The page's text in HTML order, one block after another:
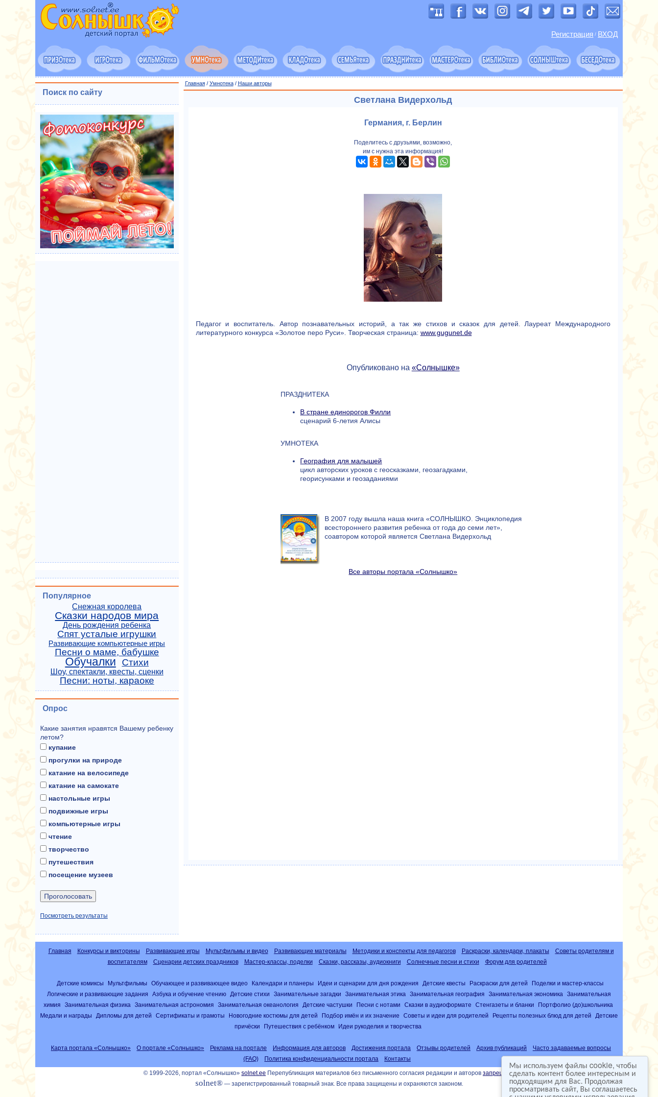
Мы используем файлы cookie, чтобы
сделать контент более интересным и
подходящим для Вас. Продолжая
просматривать сайт, Вы соглашаетесь
Регистрация / ВХОД
Главная/ Умнотека/ Наши авторы
Светлана Видерхольд
Германия, г. Берлин
Поделитесь с друзьями, возможно,
им с нужна эта информация!
Педагог и воспитатель. Автор познавательных историй, а так же стихов и сказок для детей. Лауреат Международного
литературного конкурса «Золотое перо Руси». Творческая страница: www.gugunet.de
Опубликовано на «Солнышке»
ПРАЗДНИТЕКА
В стране единорогов Филли
сценарий 6-летия Алисы
УМНОТЕКА
География для малышей
цикл авторских уроков с геосказками, геозагадками,
георисунками и геозаданиями
В 2007 году вышла наша книга «СОЛНЫШКО. Энциклопедия
всестороннего развития ребенка от года до семи лет»,
соавтором которой является Светлана Видерхольд
Все авторы портала «Солнышко»
Поиск по сайту
Популярное
Снежная королева
Сказки народов мира
День рождения ребенка
Спят усталые игрушки
Развивающие компьютерные игры
Песни о маме, бабушке
Обучалки Стихи
Шоу, спектакли, квесты, сценки
Песни: ноты, караоке
Опрос
Какие занятия нравятся Вашему ребенку
летом?
купание
прогулки на природе
катание на велосипеде
катание на самокате
настольные игры
подвижные игры
компьютерные игры
чтение
творчество
путешествия
посещение музеев
Посмотреть результаты
Главная Конкурсы и викторины Развивающие игры Мультфильмы и видео Развивающие материалы Методики и конспекты для педагогов Раскраски, календари, плакаты
Советы родителям и
воспитателям
Сценарии детских праздников Мастер-классы, поделки Сказки, рассказы, аудиокниги Солнечные песни и стихи Форум для родителей
Детские комиксы Мультфильмы Обучающее и развивающее видео Календари и планеры Идеи и сценарии для дня рождения Детские квесты Раскраски для детей
Поделки и мастер-классы
Логические и развивающие задания
Азбука и обучение чтению Детские стихи Занимательные загадки Занимательная этика Занимательная география Занимательная экономика
Занимательная
химия
Занимательная физика Занимательная астрономия Занимательная океанология Детские частушки Песни с нотами Сказки в аудиоформате Стенгазеты и бланки
Портфолио (до)школьника
Медали и награды
Дипломы для детей Сертификаты и грамоты Новогодние костюмы для детей Подбор имён и их значение Советы и идеи для родителей Рецепты полезных блюд для детей
Детские
причёски
Путешествия с ребёнком Идеи рукоделия и творчества
Карта портала «Солнышко» О портале «Солнышко» Реклама на портале Информация для авторов Достижения портала Отзывы родителей Архив публикаций
Часто задаваемые вопросы
(FAQ)
Политика конфиденциальности портала Контакты
© 1999-2026, портал «Солнышко» solnet.ee Перепубликация материалов без письменного согласия редакции и авторов запрещена
solnet®— зарегистрированный товарный знак. Все права защищены и охраняются законом.